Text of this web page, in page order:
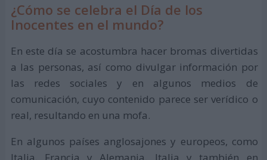
¿Cómo se celebra el Día de los
Inocentes en el mundo?
En este día se acostumbra hacer bromas divertidas
a las personas, así como divulgar información por
las redes sociales y en algunos medios de
comunicación, cuyo contenido parece ser verídico o
real, resultando en una mofa.
En algunos países anglosajones y europeos, como